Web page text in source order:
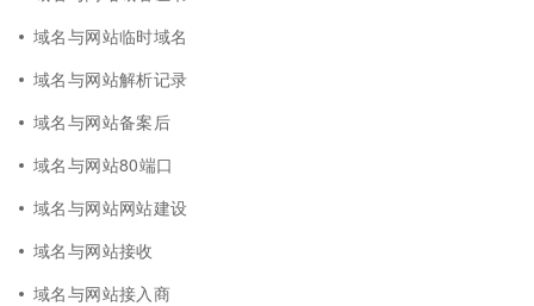
域名与网站临时域名
域名与网站解析记录
域名与网站备案后
域名与网站80端口
域名与网站网站建设
域名与网站接收
域名与网站接入商